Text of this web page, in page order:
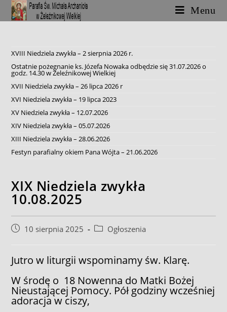
Skip
content
Menu
XVIII Niedziela zwykła – 2 sierpnia 2026 r.
Ostatnie pożegnanie ks. Józefa Nowaka odbędzie się 31.07.2026 o
godz. 14.30 w Żeleźnikowej Wielkiej
XVII Niedziela zwykła – 26 lipca 2026 r
XVI Niedziela zwykła – 19 lipca 2023
XV Niedziela zwykła – 12.07.2026
XIV Niedziela zwykła – 05.07.2026
XIII Niedziela zwykła – 28.06.2026
Festyn parafialny okiem Pana Wójta – 21.06.2026
XIX Niedziela zwykła
10.08.2025
Post10 sierpnia 2025
PostOgłoszenia
Jutro w liturgii wspominamy św. Klarę.
W środę o 18 Nowenna do Matki Bożej
Nieustającej Pomocy. Pół godziny wcześniej
adoracja w ciszy,